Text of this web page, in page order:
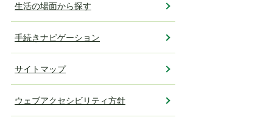
生活の場面から探す
手続きナビゲーション
サイトマップ
ウェブアクセシビリティ方針